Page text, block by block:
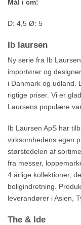
Mål i cm:
D: 4,5 Ø: 5
Ib laursen
Ny serie fra Ib
importører og
i Danmark og udland.
rigtige priser. Vi er
Laursens populære
Ib Laursen ApS har
virksomhedens egen
størstedelen af
fra messer,
4 årlige kollektioner,
boligindretning.
leverandører i Asien,
The & Ide